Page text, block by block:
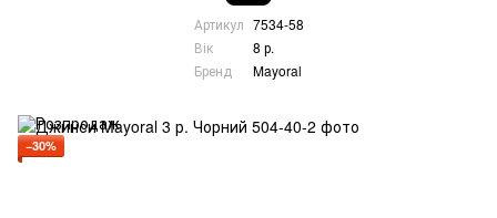
Артикул 7534-58
Вік
8 р.
Бренд
Mayoral
−30%